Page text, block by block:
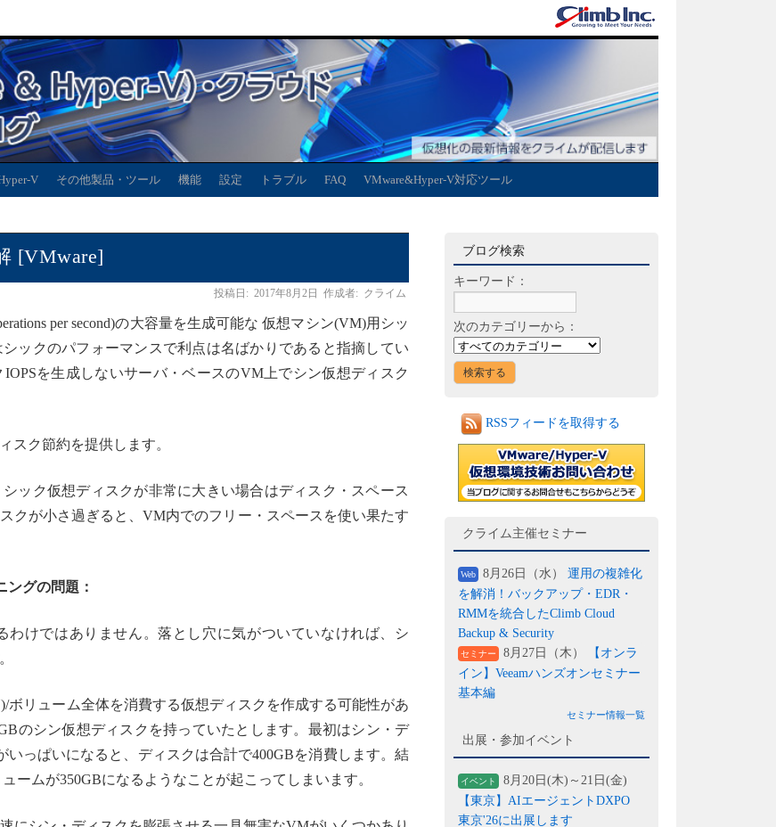
V その他製品・ツール 機能 設定 トラブル FAQ VMware&Hyper-V対応ツール
[VMware]
投稿日: 2017年8月2日 作成者: クライム
per second)の大容量を生成可能な 仮想マシン(VM)用シッ
ックのパフォーマンスで利点は名ばかりであると指摘してい
を生成しないサーバ・ベースのVM上でシン仮想ディスク
スク節約を提供します。
ック仮想ディスクが非常に大きい場合はディスク・スペース
クが小さ過ぎると、VM内でのフリー・スペースを使い果たす
グの問題：
わけではありません。落とし穴に気がついていなければ、シ
リューム全体を消費する仮想ディスクを作成する可能性があ
のシン仮想ディスクを持っていたとします。最初はシン・デ
っぱいになると、ディスクは合計で400GBを消費します。結
ームが350GBになるようなことが起こってしまいます。
ブログ検索
キーワード：
次のカテゴリーから：
RSSフィードを取得する
クライム主催セミナー
Web 8月26日（水） 運用の複雑化
を解消！バックアップ・EDR・
RMMを統合したClimb Cloud
Backup & Security
セミナー 8月27日（木）
【オンラ
イン】Veeamハンズオンセミナー
基本編
セミナー情報一覧
出展・参加イベント
イベント
8月20日(木)～21日(金)
【東京】AIエージェントDXPO
東京'26に出展します